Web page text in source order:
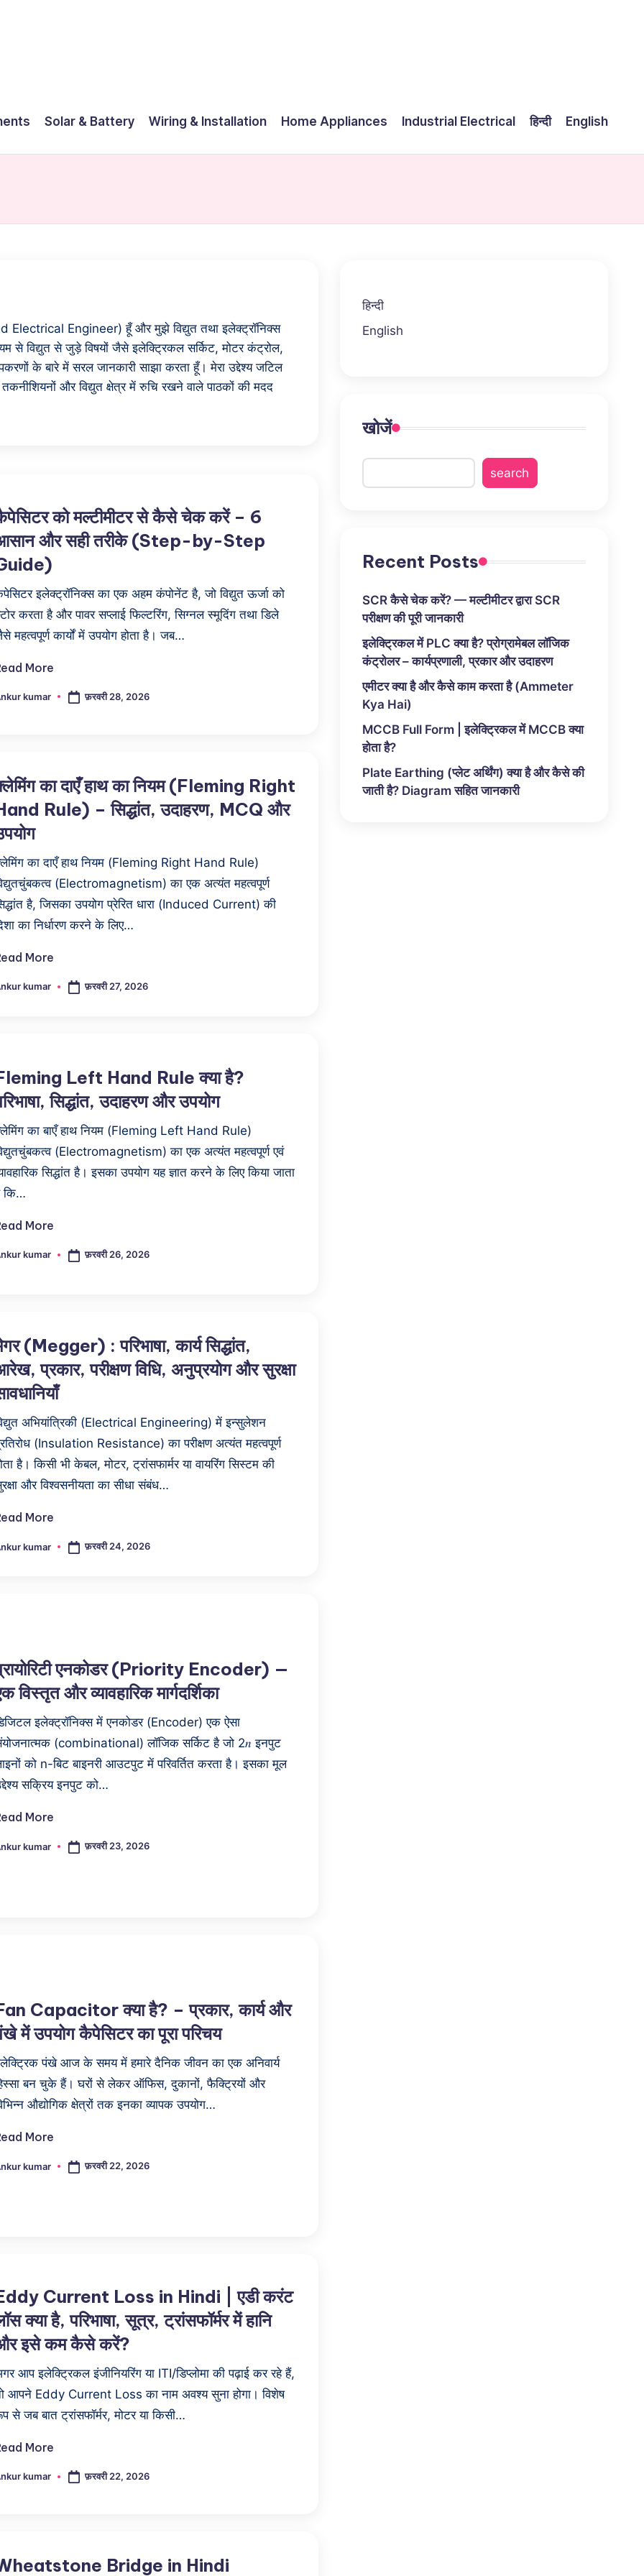
Solar & Battery Wiring & Installation Home Appliances Industrial Electrical हिन्दी English
Electrical Engineer) हूँ और मुझे विद्युत तथा इलेक्ट्रॉनिक्स
से विद्युत से जुड़े विषयों जैसे इलेक्ट्रिकल सर्किट, मोटर कंट्रोल,
के बारे में सरल जानकारी साझा करता हूँ। मेरा उद्देश्य जटिल
तकनीशियनों और विद्युत क्षेत्र में रुचि रखने वाले पाठकों की मदद
को मल्टीमीटर से कैसे चेक करें – 6
और सही तरीके (Step-by-Step
इलेक्ट्रॉनिक्स का एक अहम कंपोनेंट है, जो विद्युत ऊर्जा को
करता है और पावर सप्लाई फिल्टरिंग, सिग्नल स्मूदिंग तथा डिले
महत्वपूर्ण कार्यों में उपयोग होता है। जब…
More
kumar फ़रवरी 28, 2026
का दाएँ हाथ का नियम (Fleming Right
Rule) – सिद्धांत, उदाहरण, MCQ और
का दाएँ हाथ नियम (Fleming Right Hand Rule)
(Electromagnetism) का एक अत्यंत महत्वपूर्ण
है, जिसका उपयोग प्रेरित धारा (Induced Current) की
का निर्धारण करने के लिए…
More
kumar फ़रवरी 27, 2026
Left Hand Rule क्या है?
सिद्धांत, उदाहरण और उपयोग
का बाएँ हाथ नियम (Fleming Left Hand Rule)
(Electromagnetism) का एक अत्यंत महत्वपूर्ण एवं
सिद्धांत है। इसका उपयोग यह ज्ञात करने के लिए किया जाता
कि…
More
kumar फ़रवरी 26, 2026
(Megger) : परिभाषा, कार्य सिद्धांत,
प्रकार, परीक्षण विधि, अनुप्रयोग और सुरक्षा
अभियांत्रिकी (Electrical Engineering) में इन्सुलेशन
(Insulation Resistance) का परीक्षण अत्यंत महत्वपूर्ण
है। किसी भी केबल, मोटर, ट्रांसफार्मर या वायरिंग सिस्टम की
और विश्वसनीयता का सीधा संबंध…
More
kumar फ़रवरी 24, 2026
एनकोडर (Priority Encoder) —
विस्तृत और व्यावहारिक मार्गदर्शिका
इलेक्ट्रॉनिक्स में एनकोडर (Encoder) एक ऐसा
(combinational) लॉजिक सर्किट है जो 2𝑛 इनपुट
को n-बिट बाइनरी आउटपुट में परिवर्तित करता है। इसका मूल
सक्रिय इनपुट को…
More
kumar फ़रवरी 23, 2026
Capacitor क्या है? – प्रकार, कार्य और
में उपयोग कैपेसिटर का पूरा परिचय
पंखे आज के समय में हमारे दैनिक जीवन का एक अनिवार्य
बन चुके हैं। घरों से लेकर ऑफिस, दुकानों, फैक्ट्रियों और
औद्योगिक क्षेत्रों तक इनका व्यापक उपयोग…
More
kumar फ़रवरी 22, 2026
Current Loss in Hindi | एडी करंट
क्या है, परिभाषा, सूत्र, ट्रांसफॉर्मर में हानि
इसे कम कैसे करें?
आप इलेक्ट्रिकल इंजीनियरिंग या ITI/डिप्लोमा की पढ़ाई कर रहे हैं,
आपने Eddy Current Loss का नाम अवश्य सुना होगा। विशेष
से जब बात ट्रांसफॉर्मर, मोटर या किसी…
More
kumar फ़रवरी 22, 2026
Bridge in Hindi
हिन्दी
English
खोजें
search
Recent Posts
SCR कैसे चेक करें? — मल्टीमीटर द्वारा SCR
परीक्षण की पूरी जानकारी
इलेक्ट्रिकल में PLC क्या है? प्रोग्रामेबल लॉजिक
कंट्रोलर – कार्यप्रणाली, प्रकार और उदाहरण
एमीटर क्या है और कैसे काम करता है (Ammeter
Kya Hai)
MCCB Full Form | इलेक्ट्रिकल में MCCB क्या
होता है?
Plate Earthing (प्लेट अर्थिंग) क्या है और कैसे की
जाती है? Diagram सहित जानकारी